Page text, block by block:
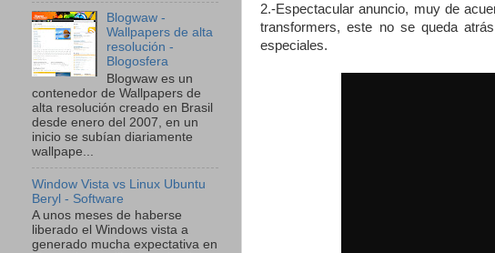
2.-Espectacular anuncio, muy de
transformers, este no se queda
especiales.
Blogwaw -
Wallpapers de alta
resolución -
Blogosfera
Blogwaw es un
contenedor de Wallpapers de
alta resolución creado en Brasil
desde enero del 2007, en un
inicio se subían diariamente
wallpape...
Window Vista vs Linux Ubuntu
Beryl - Software
A unos meses de haberse
liberado el Windows vista a
generado mucha expectativa en